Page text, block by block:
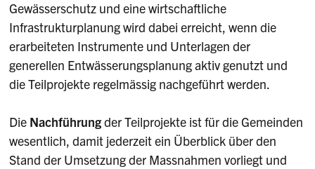
Gewässerschutz und eine wirtschaftliche
Infrastrukturplanung wird dabei erreicht, wenn die
erarbeiteten Instrumente und Unterlagen der
generellen Entwässerungsplanung aktiv genutzt und
die Teilprojekte regelmässig nachgeführt werden.
Die Nachführungder Teilprojekte ist für die Gemeinden
wesentlich, damit jederzeit ein Überblick über den
Stand der Umsetzung der Massnahmen vorliegt und